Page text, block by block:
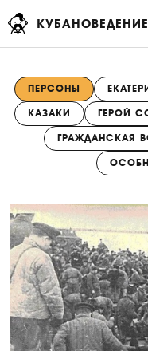
КУБАНОВЕДЕНИЕ
ПЕРСОНЫ
КАЗАКИ ГЕРОЙ
ГРАЖДАНСКАЯ